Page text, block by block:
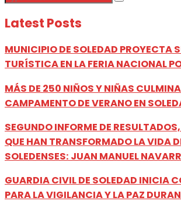
Latest Posts
MUNICIPIO DE SOLEDAD PROYECTA
TURÍSTICA EN LA FERIA NACIONAL
MÁS DE 250 NIÑOS Y NIÑAS
CAMPAMENTO DE VERANO EN
SEGUNDO INFORME DE
QUE HAN TRANSFORMADO LA VIDA
SOLEDENSES: JUAN MANUEL
GUARDIA CIVIL DE SOLEDAD INICIA
PARA LA VIGILANCIA Y LA PAZ